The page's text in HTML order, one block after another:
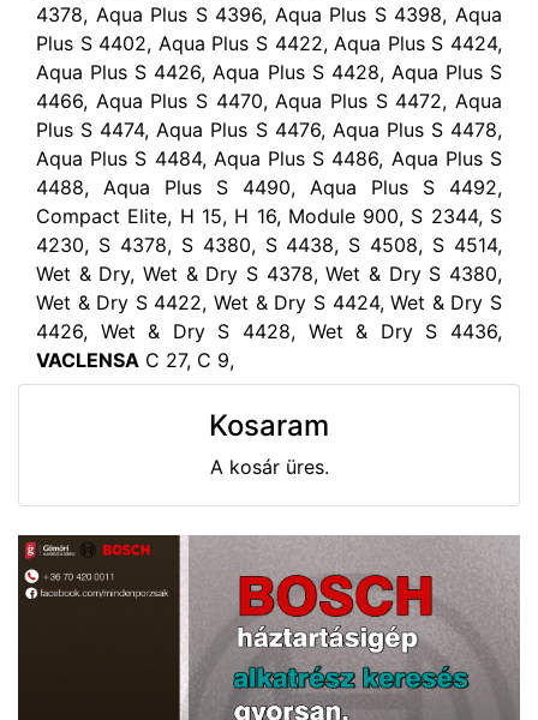
4378, Aqua Plus S 4396, Aqua Plus S 4398, Aqua
Plus S 4402, Aqua Plus S 4422, Aqua Plus S 4424,
Aqua Plus S 4426, Aqua Plus S 4428, Aqua Plus S
4466, Aqua Plus S 4470, Aqua Plus S 4472, Aqua
Plus S 4474, Aqua Plus S 4476, Aqua Plus S 4478,
Aqua Plus S 4484, Aqua Plus S 4486, Aqua Plus S
4488, Aqua Plus S 4490, Aqua Plus S 4492,
Compact Elite, H 15, H 16, Module 900, S 2344, S
4230, S 4378, S 4380, S 4438, S 4508, S 4514,
Wet & Dry, Wet & Dry S 4378, Wet & Dry S 4380,
Wet & Dry S 4422, Wet & Dry S 4424, Wet & Dry S
4426, Wet & Dry S 4428, Wet & Dry S 4436,
VACLENSA C 27, C 9,
Kosaram
A kosár üres.